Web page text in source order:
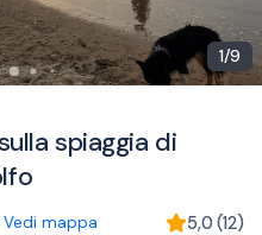
1/9
spiaggia di
Vedi mappa 5,0 (12)